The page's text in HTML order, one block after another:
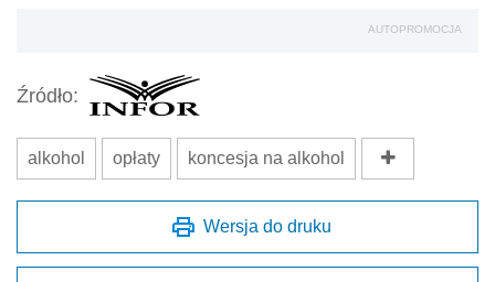
AUTOPROMOCJA
Źródło:
alkohol opłaty koncesja na alkohol
Wersja do druku